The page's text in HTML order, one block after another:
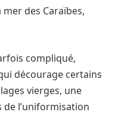
des Caraïbes,
compliqué,
décourage certains
vierges, une
l’uniformisation